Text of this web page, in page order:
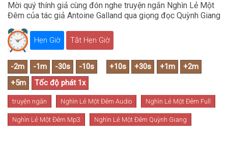
Mời quý thính giả cùng đón nghe truyện ngắn Nghìn Lẻ Một
Đêm của tác giả Antoine Galland qua giọng đọc Quỳnh Giang
Hẹn Giờ Tắt Hẹn Giờ
truyện ngắn Nghìn Lẻ Một Đêm Audio Nghìn Lẻ Một Đêm Full
Nghìn Lẻ Một Đêm Mp3 Nghìn Lẻ Một Đêm Quỳnh Giang